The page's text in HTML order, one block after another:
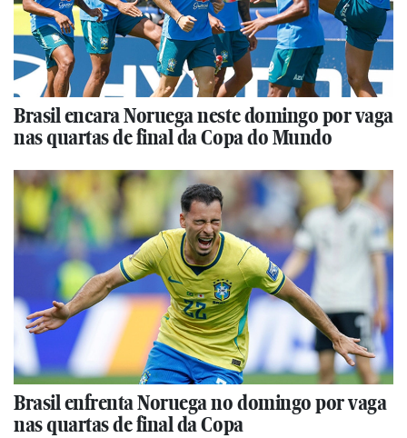
Brasil encara Noruega neste domingo por vaga
nas quartas de final da Copa do Mundo
Brasil enfrenta Noruega no domingo por vaga
nas quartas de final da Copa